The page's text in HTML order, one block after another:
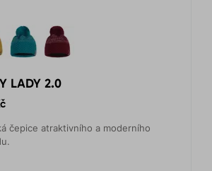
LADY 2.0
čepice atraktivního a moderního